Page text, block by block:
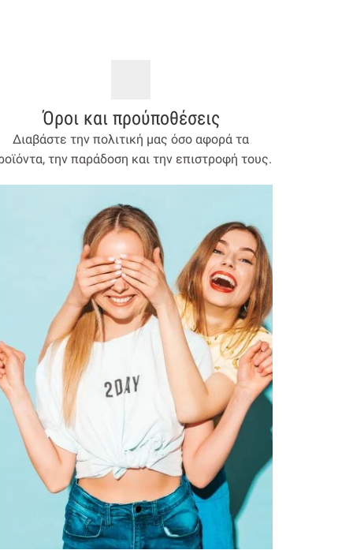
Όροι και προύποθέσεις
Διαβάστε την πολιτική μας όσο αφορά τα
την παράδοση και την επιστροφή τους.